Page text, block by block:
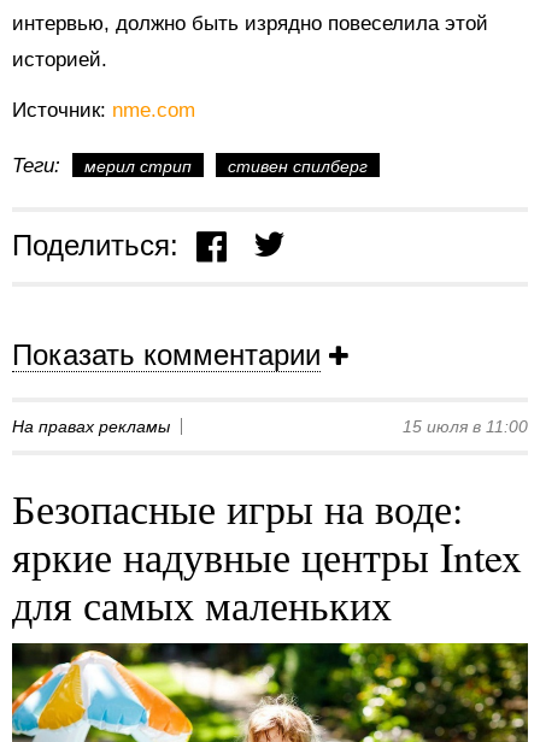
интервью, должно быть изрядно повеселила этой
историей.
Источник: nme.com
Теги: мерил стрип стивен спилберг
Поделиться:
Показать комментарии
На правах рекламы 15 июля в 11:00
Безопасные игры на воде:
яркие надувные центры Intex
для самых маленьких